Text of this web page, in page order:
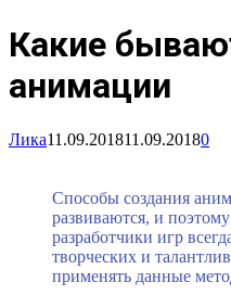
Какие
анимации
Лика11.09.201811.09.20180
Способы создания
развиваются, и
разработчики игр
творческих и
применять данные